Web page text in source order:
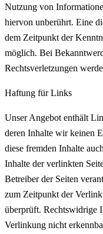
Nutzung von
hiervon unberührt. Eine
dem Zeitpunkt der
möglich. Bei
Rechtsverletzungen
Haftung für Links
Unser Angebot enthält
deren Inhalte wir keinen
diese fremden Inhalte
Inhalte der verlinkten
Betreiber der Seiten
zum Zeitpunkt der
überprüft. Rechtswidrige
Verlinkung nicht